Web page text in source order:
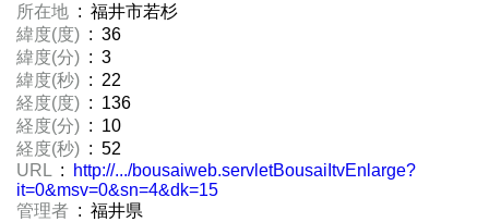
所在地 : 福井市若杉
緯度(度) : 36
緯度(分) : 3
緯度(秒) : 22
経度(度) : 136
経度(分) : 10
経度(秒) : 52
URL :
http://.../bousaiweb.servletBousaiItvEnlarge?
it=0&msv=0&sn=4&dk=15
管理者 : 福井県